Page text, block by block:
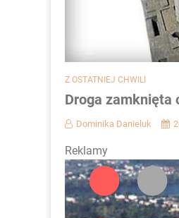
Z OSTATNIEJ CHWILI
Droga zamknięta
Dominika Danieluk
Reklamy